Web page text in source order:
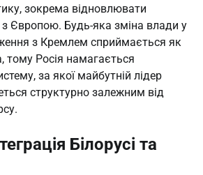
зокрема відновлювати
з Європою. Будь-яка зміна влади у
з Кремлем сприймається як
тому Росія намагається
за якої майбутній лідер
структурно залежним від
Білорусі та